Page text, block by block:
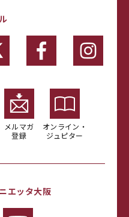
メルマガ
登録
オンライン・
ジュピター
エッタ大阪